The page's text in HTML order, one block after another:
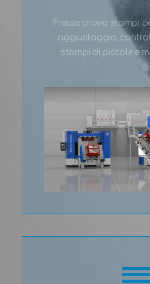
Presse prova stampi
aggiustaggio,
stampi di piccole e